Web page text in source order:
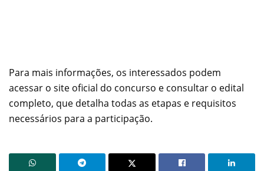
Para mais informações, os interessados podem
acessar o site oficial do concurso e consultar o edital
completo, que detalha todas as etapas e requisitos
necessários para a participação.